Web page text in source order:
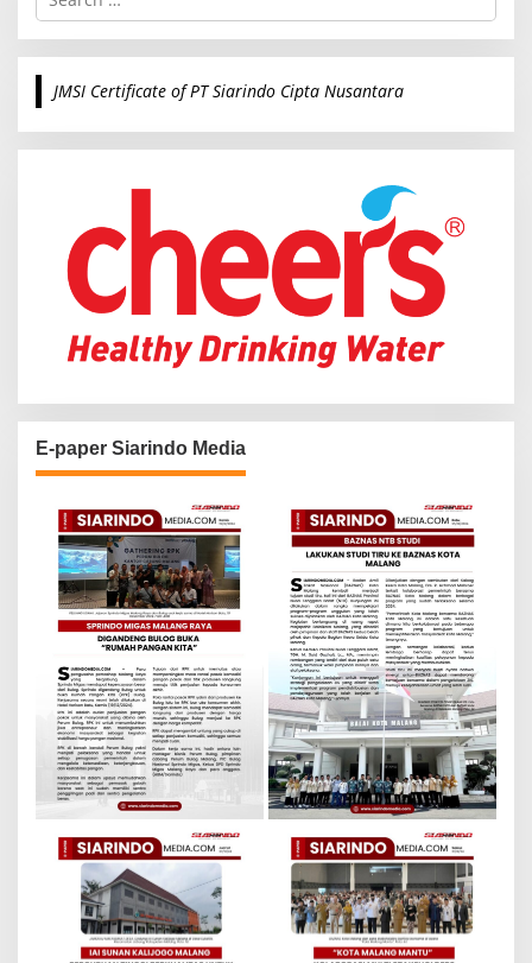
r
c
o
JMSI Certificate of PT Siarindo Cipta Nusantara
E-paper Siarindo Media